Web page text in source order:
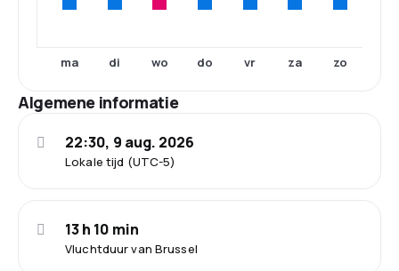
ma di wo do vr za zo
Algemene informatie
Lokale tijd (UTC-5)
22:30, 9 aug. 2026
Vluchtduur van Brussel
13 h 10 min